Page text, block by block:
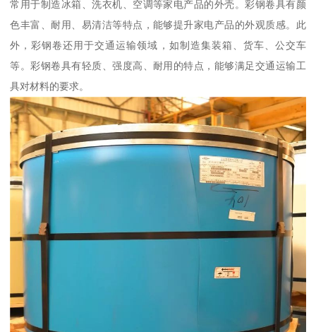
常用于制造冰箱、洗衣机、空调等家电产品的外壳。彩钢卷具有颜
色丰富、耐用、易清洁等特点，能够提升家电产品的外观质感。此
外，彩钢卷还用于交通运输领域，如制造集装箱、货车、公交车
等。彩钢卷具有轻质、强度高、耐用的特点，能够满足交通运输工
具对材料的要求。